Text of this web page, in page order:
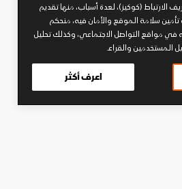
(كوكيز)، لعدة أسباب، منها تقديم
سلامة الموقع والأمان فيه، منحكم
في مواقع التواصل الاجتماعي، وكذلك تحليل
المستخدمين والقراء.
اعرف أكثر